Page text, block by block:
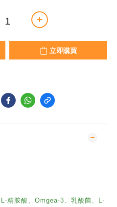
立即購買
精胺酸、Omgea-3、乳酸菌、L-